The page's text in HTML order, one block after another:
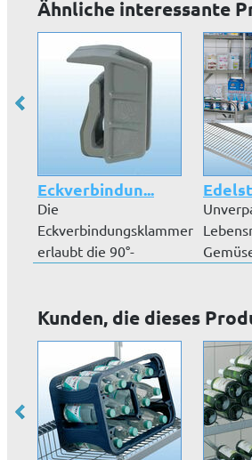
Ähnliche interessante
Eckverbindun...
Die
Eckverbindungsklammer
erlaubt die 90°-
Kunden, die dieses